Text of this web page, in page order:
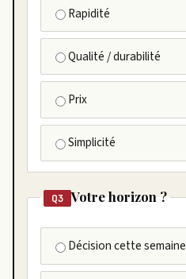
Rapidité
Qualité / durabilité
Prix
Simplicité
Q3 Votre horizon ?
Décision cette semaine